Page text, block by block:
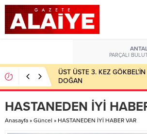
PARÇALI
ÜST ÜSTE 3. KEZ
DOĞAN
HASTANEDEN İYİ
Anasayfa » Güncel » HASTANEDEN İYİ HABER VAR